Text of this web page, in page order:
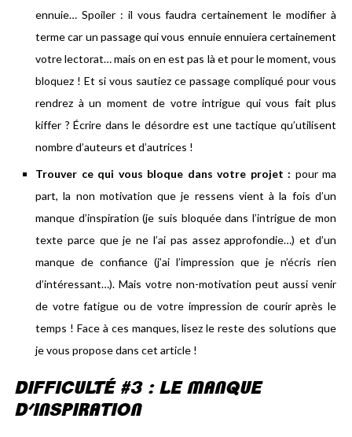
ennuie… Spoiler : il vous faudra certainement le modifier à
terme car un passage qui vous ennuie ennuiera certainement
votre lectorat… mais on en est pas là et pour le moment, vous
bloquez ! Et si vous sautiez ce passage compliqué pour vous
rendrez à un moment de votre intrigue qui vous fait plus
kiffer ? Écrire dans le désordre est une tactique qu’utilisent
nombre d’auteurs et d’autrices !
Trouver ce qui vous bloque dans votre projet : pour ma
part, la non motivation que je ressens vient à la fois d’un
manque d’inspiration (je suis bloquée dans l’intrigue de mon
texte parce que je ne l’ai pas assez approfondie…) et d’un
manque de confiance (j’ai l’impression que je n’écris rien
d’intéressant…). Mais votre non-motivation peut aussi venir
de votre fatigue ou de votre impression de courir après le
temps ! Face à ces manques, lisez le reste des solutions que
je vous propose dans cet article !
DIFFICULTÉ #3 : LE MANQUE
D’INSPIRATION